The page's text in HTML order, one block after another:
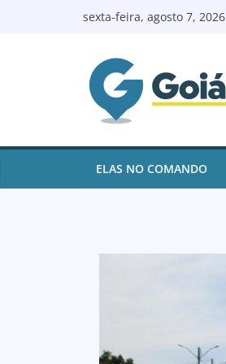
sexta-feira, agosto 7, 2026
ELAS NO COMANDO